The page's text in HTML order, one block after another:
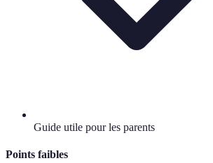
Guide utile pour les parents
Points faibles